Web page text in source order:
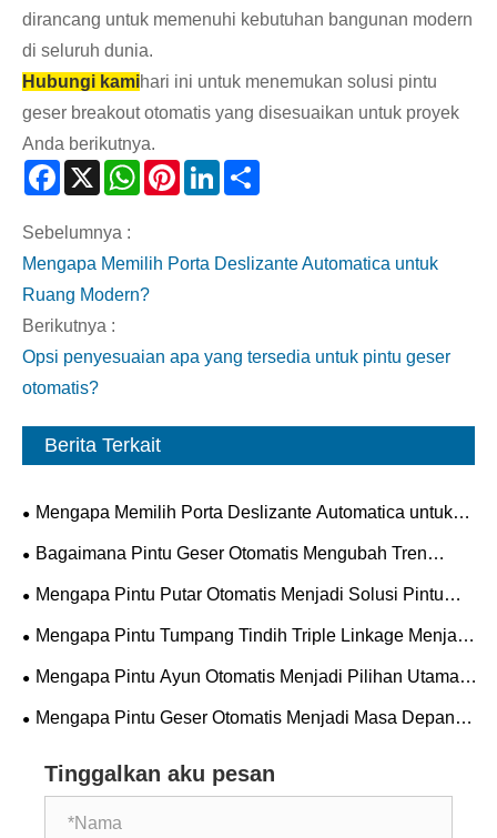
dirancang untuk memenuhi kebutuhan bangunan modern
di seluruh dunia.
Hubungi kamihari ini untuk menemukan solusi pintu
geser breakout otomatis yang disesuaikan untuk proyek
Anda berikutnya.
Facebook
X WhatsAppPinterestLinkedIn
Sebelumnya :
Mengapa Memilih Porta Deslizante Automatica untuk
Ruang Modern?
Berikutnya :
Opsi penyesuaian apa yang tersedia untuk pintu geser
otomatis?
Berita Terkait
Mengapa Memilih Porta Deslizante Automatica untuk
Ruang Modern?
Bagaimana Pintu Geser Otomatis Mengubah Tren
Keamanan, Efisiensi, dan Arsitektur Masa Depan?
Mengapa Pintu Putar Otomatis Menjadi Solusi Pintu
Masuk Pilihan untuk Bangunan Komersial?
Mengapa Pintu Tumpang Tindih Triple Linkage Menjadi
Standar Masa Depan untuk Keamanan dan Efisiensi
Mengapa Pintu Ayun Otomatis Menjadi Pilihan Utama
untuk Bangunan Modern?
Mengapa Pintu Geser Otomatis Menjadi Masa Depan
Tinggalkan aku pesan